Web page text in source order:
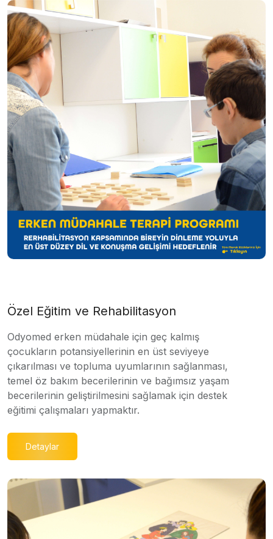
Özel Eğitim ve Rehabilitasyon
Odyomed erken müdahale için geç kalmış
çocukların potansiyellerinin en üst seviyeye
çıkarılması ve topluma uyumlarının sağlanması,
temel öz bakım becerilerinin ve bağımsız yaşam
becerilerinin geliştirilmesini sağlamak için destek
eğitimi çalışmaları yapmaktır.
Detaylar